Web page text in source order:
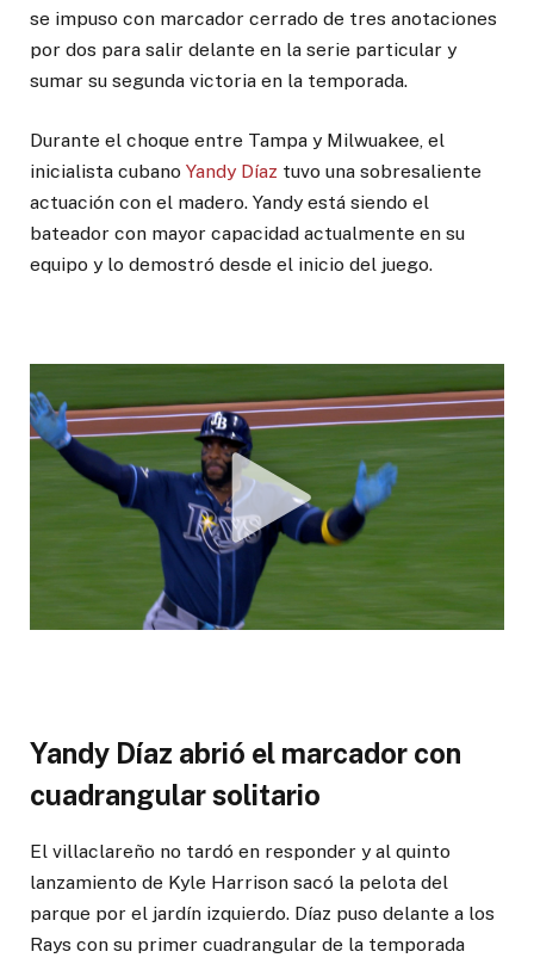
se impuso con marcador cerrado de tres anotaciones
por dos para salir delante en la serie particular y
sumar su segunda victoria en la temporada.
Durante el choque entre Tampa y Milwuakee, el
inicialista cubano Yandy Díaz tuvo una sobresaliente
actuación con el madero. Yandy está siendo el
bateador con mayor capacidad actualmente en su
equipo y lo demostró desde el inicio del juego.
Yandy Díaz abrió el marcador con
cuadrangular solitario
El villaclareño no tardó en responder y al quinto
lanzamiento de Kyle Harrison sacó la pelota del
parque por el jardín izquierdo. Díaz puso delante a los
Rays con su primer cuadrangular de la temporada